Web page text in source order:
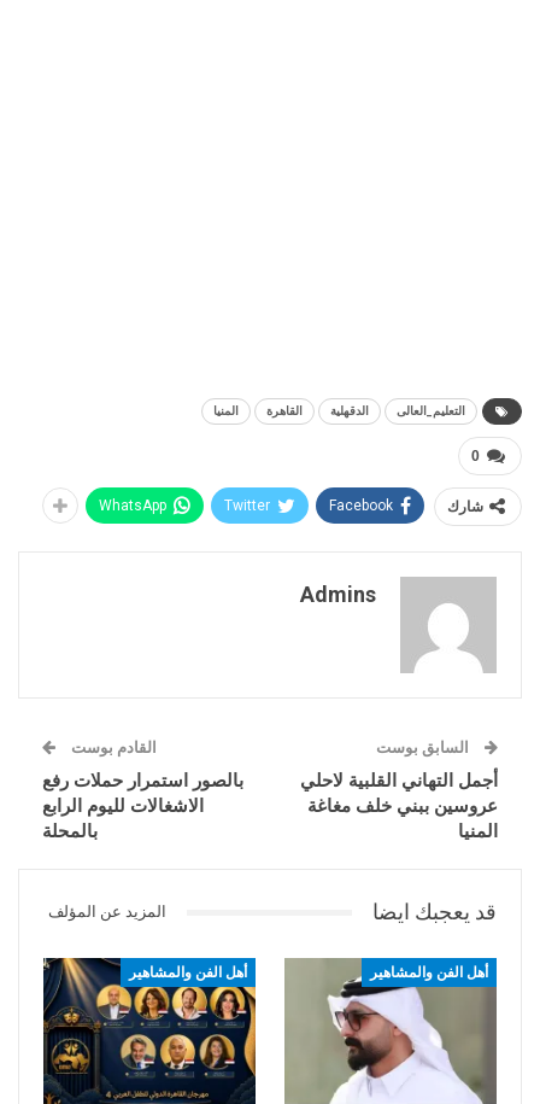
التعليم_العالى الدقهلية القاهرة المنيا
0
شارك Facebook
Twitter
WhatsApp
Admins
السابق بوست
أجمل التهاني القلبية لاحلي
عروسين ببني خلف مغاغة
المنيا
القادم بوست
بالصور استمرار حملات رفع
الاشغالات لليوم الرابع
بالمحلة
قد يعجبك ايضا المزيد عن المؤلف
أهل الفن والمشاهير أهل الفن والمشاهير